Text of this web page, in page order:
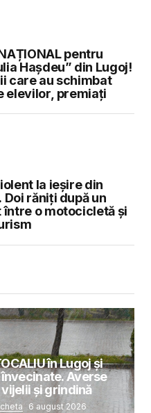
pentru
Hașdeu” din Lugoj!
care au schimbat
elevilor, premiați
la ieșire din
Doi răniți după un
o motocicletă și
în Lugoj și
Averse
și grindină
6 august 2026